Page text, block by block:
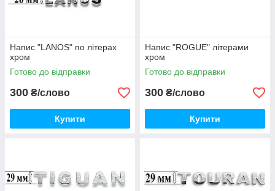
Напис "LANOS" по літерах
хром
Готово до відправки
300 ₴/слово
Купити
Напис "ROGUE" літерами
хром
Готово до відправки
300 ₴/слово
Купити